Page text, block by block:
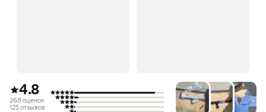
4.8
268 оценок
125 отзывов